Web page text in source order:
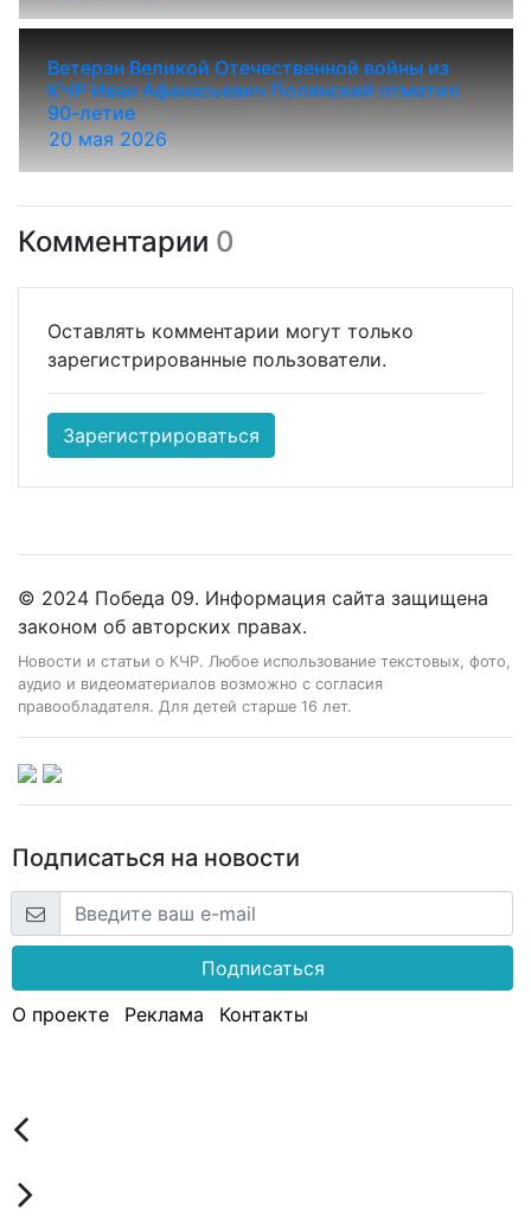
20 мая 2026
Ветеран Великой Отечественной войны из
КЧР Иван Афанасьевич Полянский отметил
90-летие
Комментарии 0
Оставлять комментарии могут только
зарегистрированные пользователи.
Зарегистрироваться
© 2024 Победа 09. Информация сайта защищена
законом об авторских правах.
Новости и статьи о КЧР. Любое использование текстовых, фото,
аудио и видеоматериалов возможно с согласия
правообладателя. Для детей старше 16 лет.
Подписаться на новости
Подписаться
О проекте
Реклама Контакты